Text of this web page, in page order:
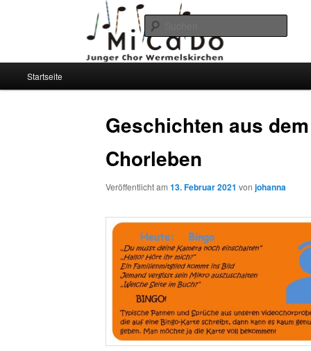
Junger Chor MiCaDo
Wermelskirchen
Zum
Zum
Startseite
Geschichten aus dem
Chorleben
Veröffentlicht am13. Februar 2021 vonjohanna